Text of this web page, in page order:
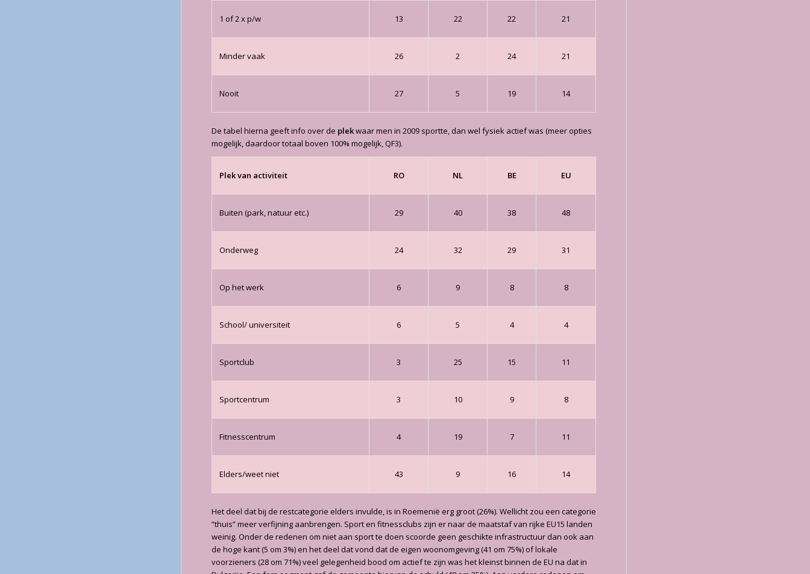
1 of 2 x p/w 13 22 22 21
Minder vaak 26 2 24 21
Nooit 27 5 19 14
De tabel hierna geeft info over de plekwaar men in 2009 sportte, dan wel fysiek actief was (meer opties
mogelijk, daardoor totaal boven 100% mogelijk, QF3).
Plek van activiteit RO NL BE EU
Buiten (park, natuur etc.) 29 40 38 48
Onderweg 24 32 29 31
Op het werk 6 9 8 8
School/ universiteit 6 5 4 4
Sportclub 3 25 15 11
Sportcentrum 3 10 9 8
Fitnesscentrum 4 19 7 11
Elders/weet niet 43 9 16 14
Het deel dat bij de restcategorie elders invulde, is in Roemenië erg groot (26%). Wellicht zou een categorie
“thuis” meer verfijning aanbrengen. Sport en fitnessclubs zijn er naar de maatstaf van rijke EU15 landen
weinig. Onder de redenen om niet aan sport te doen scoorde geen geschikte infrastructuur dan ook aan
de hoge kant (5 om 3%) en het deel dat vond dat de eigen woonomgeving (41 om 75%) of lokale
voorzieners (28 om 71%) veel gelegenheid bood om actief te zijn was het kleinst binnen de EU na dat in